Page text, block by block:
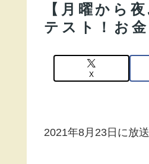
【月曜から
テスト！お
X
2021年8月23日に放